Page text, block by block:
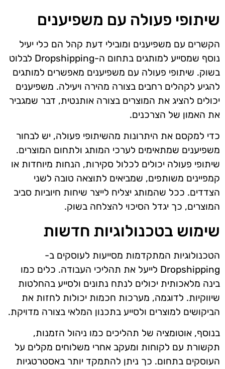
שיתופי פעולה עם משפיענים
הקשרים עם משפיענים ומובילי דעת קהל הם כלי יעיל
נוסף שמסייע למותגים בתחום ה-Dropshipping לבלוט
בשוק. שיתופי פעולה עם משפיענים מאפשרים למותגים
להגיע לקהלים רחבים בצורה מהירה ויעילה. משפיענים
יכולים להציג את המוצרים בצורה אותנטית, דבר שמגביר
את האמון של הצרכנים.
כדי למקסם את היתרונות מהשיתופי פעולה, יש לבחור
משפיענים שמתאימים לערכי המותג ולתחום המוצרים.
שיתופי פעולה יכולים לכלול סקירות, הנחות מיוחדות או
קמפיינים משותפים, שמביאים לתוצאה טובה לשני
הצדדים. ככל שהמותג יצליח לייצר שיחות חיוביות סביב
המוצרים, כך יגדל הסיכוי להצלחה בשוק.
שימוש בטכנולוגיות חדשות
הטכנולוגיות המתקדמות מסייעות לעוסקים ב-
Dropshipping לייעל את תהליכי העבודה. כלים כמו
בינה מלאכותית יכולים לנתח נתונים ולסייע בהחלטות
שיווקיות. לדוגמה, מערכות חכמות יכולות לחזות את
הביקושים למוצרים ולסייע בתכנון המלאי בצורה מדויקת.
בנוסף, אוטומציה של תהליכים כמו ניהול הזמנות,
תקשורת עם לקוחות ומעקב אחרי משלוחים מקלים על
העוסקים בתחום. כך ניתן להתמקד יותר באסטרטגיות